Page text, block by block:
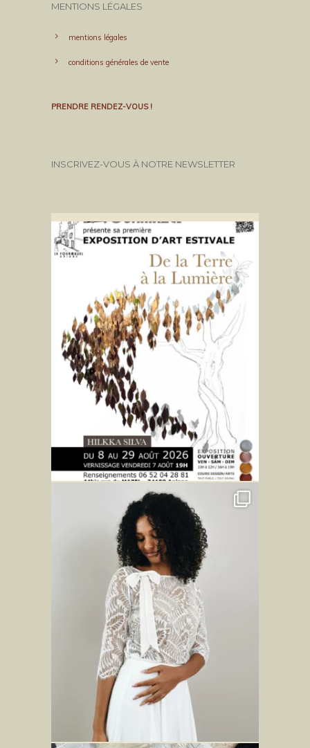
MENTIONS LÉGALES
mentions légales
conditions générales de vente
PRENDRE RENDEZ-VOUS !
INSCRIVEZ-VOUS À NOTRE NEWSLETTER